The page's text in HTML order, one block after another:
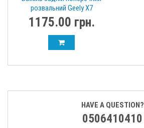
розвальний Geely X7
1014012785
1175.00 грн.
HAVE A QUESTION?
0506410410